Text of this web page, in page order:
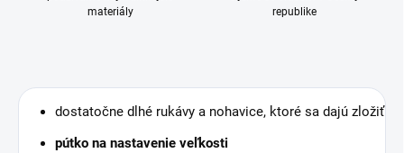
materiály
republike
dostatočne dlhé rukávy a nohavice, ktoré sa dajú zložiť
pútko na nastavenie veľkosti